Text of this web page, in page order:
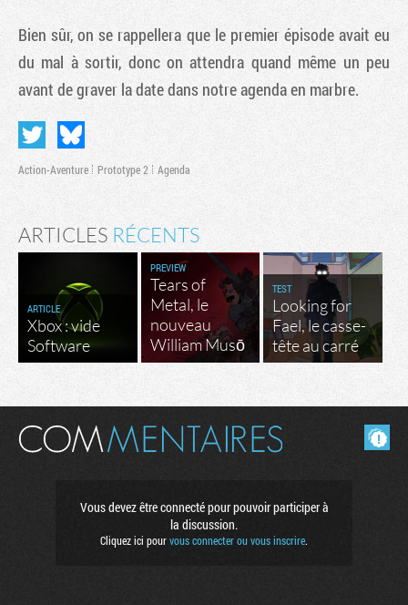
Bien sûr, on se rappellera que le premier épisode avait eu
du mal à sortir, donc on attendra quand même un peu
avant de graver la date dans notre agenda en marbre.
Action-Aventure Prototype 2 Agenda
ARTICLES RÉCENTS
ARTICLE
Xbox : vide
Software
PREVIEW
Tears of
Metal, le
nouveau
William Musō
TEST
Looking for
Fael, le casse-
tête au carré
Masquer les commentaires lus.
Vous devez être connecté pour pouvoir participer à
la discussion.
Cliquez ici pourvous connecter ou vous inscrire.
Tribune